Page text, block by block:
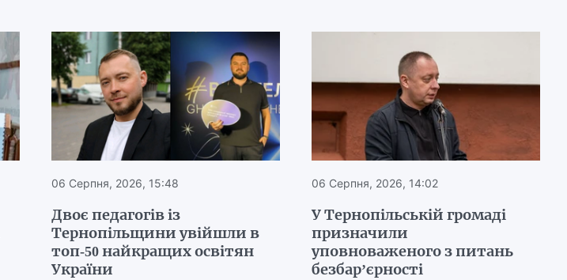
06 Серпня, 2026, 15:48
Двоє педагогів із
Тернопільщини увійшли в
топ-50 найкращих освітян
України
06 Серпня, 2026, 14:02
У Тернопільській громаді
призначили
уповноваженого з питань
безбар’єрності